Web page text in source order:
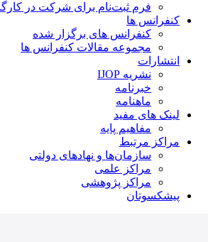
فرم ثبت‌نام برای شرکت در کارگاه
کنفرانس ها
کنفرانس های برگزار شده
مجموعه مقالات کنفرانس ها
انتشارات
نشریه IJOP
خبرنامه
ماهنامه
لینک های مفید
مفاهیم پایه
مراکز مرتبط
سازمان‌ها و نهادهای دولتی
مراکز علمی
مراکز پژوهشی
پیشکسوتان